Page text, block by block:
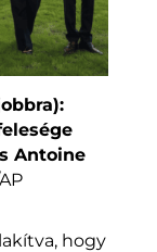
Antoine
hogy